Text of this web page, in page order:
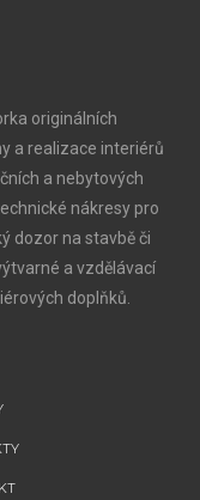
originálních
a realizace interiérů
a nebytových
nákresy pro
dozor na stavbě či
a vzdělávací
doplňků.